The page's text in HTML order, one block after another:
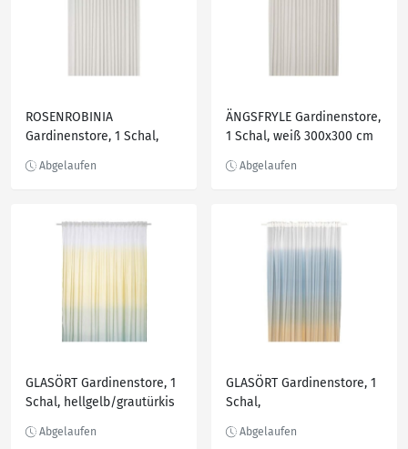
ROSENROBINIA
Gardinenstore, 1 Schal,
ÄNGSFRYLE Gardinenstore,
1 Schal, weiß 300x300 cm
GLASÖRT Gardinenstore, 1
Schal, hellgelb/grautürkis
GLASÖRT Gardinenstore, 1
Schal,
300x300 cm